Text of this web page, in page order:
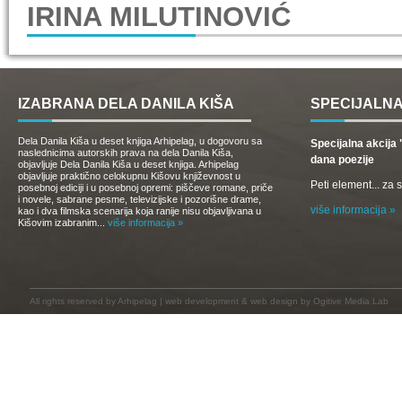
IRINA MILUTINOVIĆ
IZABRANA DELA DANILA KIŠA
Dela Danila Kiša u deset knjiga Arhipelag, u dogovoru sa
naslednicima autorskih prava na dela Danila Kiša,
objavljuje Dela Danila Kiša u deset knjiga. Arhipelag
objavljuje praktično celokupnu Kišovu književnost u
posebnoj ediciji i u posebnoj opremi: piščeve romane, priče
i novele, sabrane pesme, televizijske i pozorišne drame,
kao i dva filmska scenarija koja ranije nisu objavljivana u
Kišovim izabranim... više informacija »
Specijalna akcija
dana poezije
Peti element... za
više informacija »
All rights reserved by Arhipelag | web development & web design by Ogitive Media Lab